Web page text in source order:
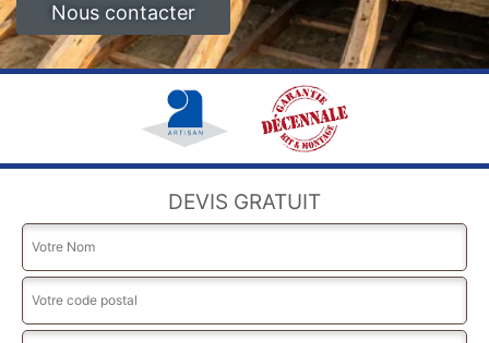
Nous contacter
DEVIS GRATUIT